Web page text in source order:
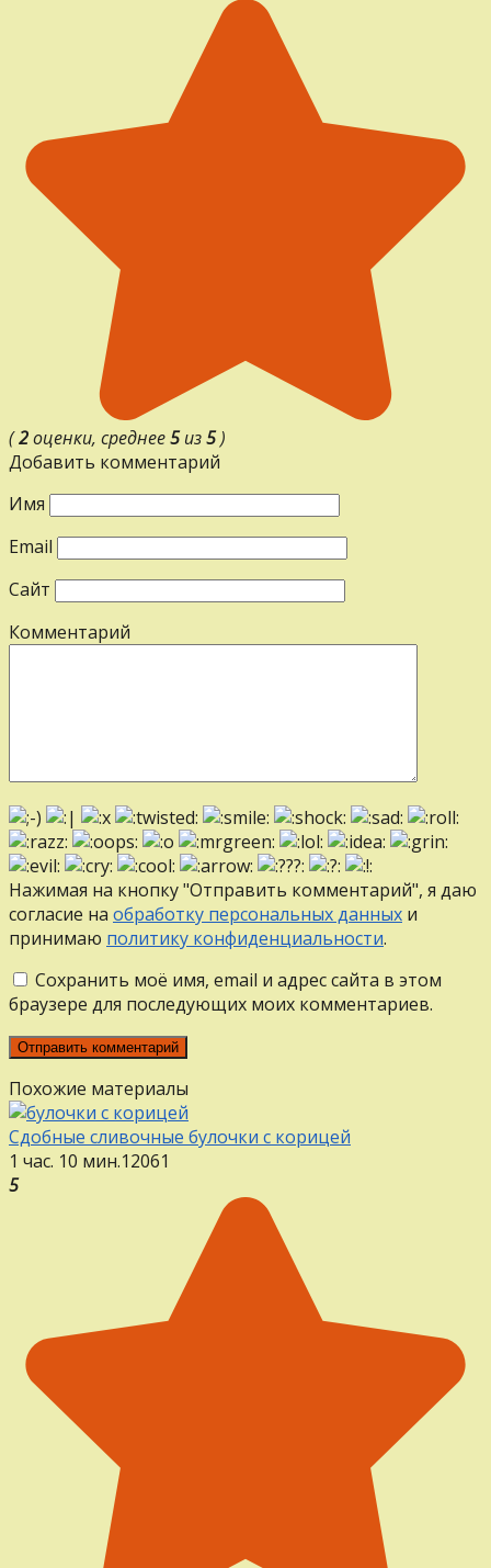
(2оценки, среднее5из5)
Добавить комментарий
Имя
Email
Сайт
Комментарий
Нажимая на кнопку "Отправить комментарий", я даю
согласие на обработку персональных данных и
принимаю политику конфиденциальности.
Сохранить моё имя, email и адрес сайта в этом
браузере для последующих моих комментариев.
Похожие материалы
Сдобные сливочные булочки с корицей
1 час. 10 мин.12061
5